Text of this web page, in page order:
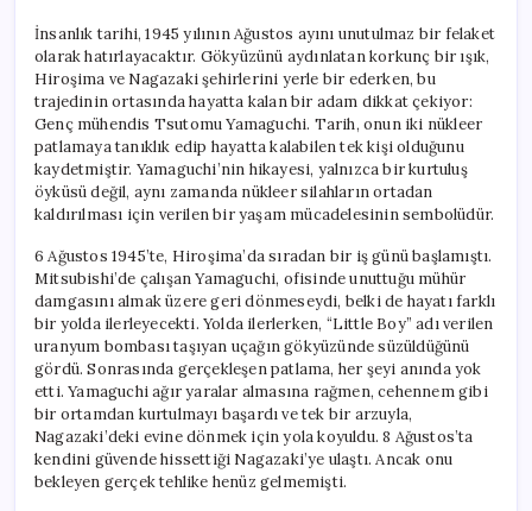
Yamaguchi’nin
Düşündüren
Hikayesi
için
İnsanlık tarihi, 1945 yılının Ağustos ayını unutulmaz bir felaket
olarak hatırlayacaktır. Gökyüzünü aydınlatan korkunç bir ışık,
Hiroşima ve Nagazaki şehirlerini yerle bir ederken, bu
trajedinin ortasında hayatta kalan bir adam dikkat çekiyor:
Genç mühendis Tsutomu Yamaguchi. Tarih, onun iki nükleer
patlamaya tanıklık edip hayatta kalabilen tek kişi olduğunu
kaydetmiştir. Yamaguchi’nin hikayesi, yalnızca bir kurtuluş
öyküsü değil, aynı zamanda nükleer silahların ortadan
kaldırılması için verilen bir yaşam mücadelesinin sembolüdür.
6 Ağustos 1945’te, Hiroşima’da sıradan bir iş günü başlamıştı.
Mitsubishi’de çalışan Yamaguchi, ofisinde unuttuğu mühür
damgasını almak üzere geri dönmeseydi, belki de hayatı farklı
bir yolda ilerleyecekti. Yolda ilerlerken, “Little Boy” adı verilen
uranyum bombası taşıyan uçağın gökyüzünde süzüldüğünü
gördü. Sonrasında gerçekleşen patlama, her şeyi anında yok
etti. Yamaguchi ağır yaralar almasına rağmen, cehennem gibi
bir ortamdan kurtulmayı başardı ve tek bir arzuyla,
Nagazaki’deki evine dönmek için yola koyuldu. 8 Ağustos’ta
kendini güvende hissettiği Nagazaki’ye ulaştı. Ancak onu
bekleyen gerçek tehlike henüz gelmemişti.